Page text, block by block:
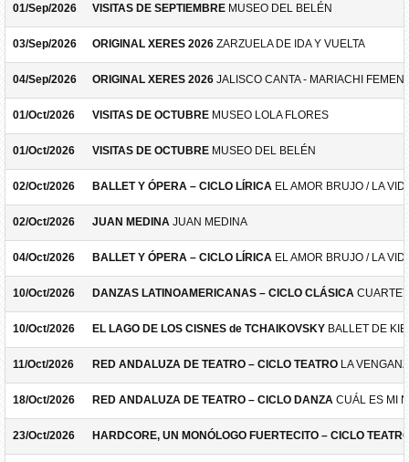
01/Sep/2026 VISITAS DE SEPTIEMBRE MUSEO DEL BELÉN
03/Sep/2026 ORIGINAL XERES 2026 ZARZUELA DE IDA Y VUELTA
04/Sep/2026 ORIGINAL XERES 2026 JALISCO CANTA - MARIACHI
01/Oct/2026 VISITAS DE OCTUBRE MUSEO LOLA FLORES
01/Oct/2026 VISITAS DE OCTUBRE MUSEO DEL BELÉN
02/Oct/2026 BALLET Y ÓPERA – CICLO LÍRICA EL AMOR BRUJO / LA
02/Oct/2026 JUAN MEDINA JUAN MEDINA
04/Oct/2026 BALLET Y ÓPERA – CICLO LÍRICA EL AMOR BRUJO / LA
10/Oct/2026 DANZAS LATINOAMERICANAS – CICLO CLÁSICA
10/Oct/2026 EL LAGO DE LOS CISNES de TCHAIKOVSKY BALLET DE
11/Oct/2026 RED ANDALUZA DE TEATRO – CICLO TEATRO LA
18/Oct/2026 RED ANDALUZA DE TEATRO – CICLO DANZA CUÁL ES MI
23/Oct/2026 HARDCORE, UN MONÓLOGO FUERTECITO – CICLO